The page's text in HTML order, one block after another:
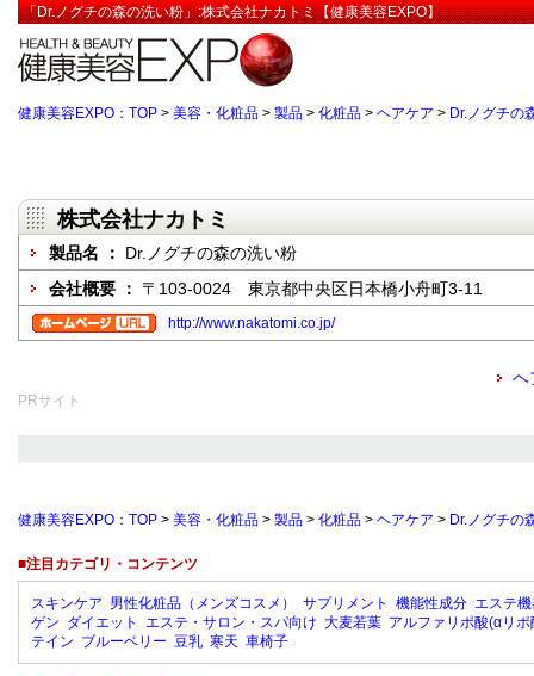
「Dr.ノグチの森の洗い粉」:株式会社ナカトミ【健康美容EXPO】
健康美容EXPO：TOP > 美容・化粧品 > 製品 > 化粧品 > ヘアケア > Dr.ノグチの
株式会社ナカトミ
製品名 ： Dr.ノグチの森の洗い粉
会社概要 ： 〒103-0024 東京都中央区日本橋小舟町3-11
http://www.nakatomi.co.jp/
ヘ
PRサイト
健康美容EXPO：TOP > 美容・化粧品 > 製品 > 化粧品 > ヘアケア > Dr.ノグチの
■注目カテゴリ・コンテンツ
スキンケア 男性化粧品（メンズコスメ） サプリメント 機能性成分 エステ
ゲン ダイエット エステ・サロン・スパ向け 大麦若葉 アルファリポ酸(αリポ
テイン ブルーベリー 豆乳 寒天 車椅子